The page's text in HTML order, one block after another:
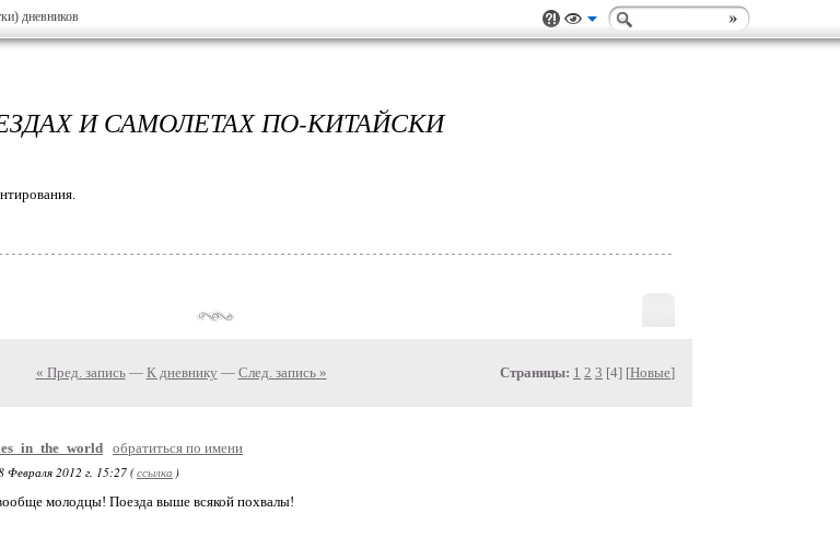
дневников
И САМОЛЕТАХ ПО-КИТАЙСКИ
« Пред. запись— К дневнику — След. запись » Страницы: 1 2 3 [4] [Новые]
обратиться по имени
Февраля 2012 г. 15:27 (ссылка )
молодцы! Поезда выше всякой похвалы!